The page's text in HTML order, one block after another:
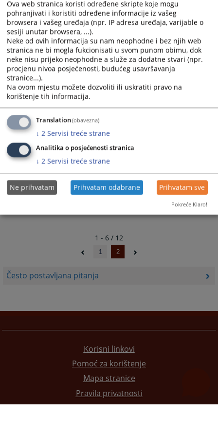
Često postavljana pitanja
the
calendar
and
select
a
date.
Press
the
question
key
to
get
the
keyboard
for
changing
the
calendar
and
select
a
date.
Press
the
question
to
get
the
keyboard
for
changing
Kako sudovi uzimaju predmete u rad?
Gdje mogu dobiti instrukcije za plaćanje?
Kako mogu saznati visinu određene sudske takse?
1 - 6 / 12
1 2
Korisni linkovi
Pomoć za korištenje
Mapa stranice
Pravila privatnosti
Ova web stranica koristi određene skripte koje mogu
pohranjivati i koristiti određene informacije iz vašeg
browsera i vašeg uređaja (npr. IP adresa uređaja, varijable o
sesiji unutar browsera, ...).
Neke od ovih informacija su nam neophodne i bez njih web
stranica ne bi mogla fukcionisati u svom punom obimu, dok
neke nisu prijeko neophodne a služe za dodatne stvari (npr.
procjenu nivoa posjećenosti, budućeg usavršavanja
stranice...).
Na ovom mjestu možete dozvoliti ili uskratiti pravo na
korištenje tih informacija.
Translation(obavezna)
↓ 2 Servisi treće strane
Analitika o posjećenosti stranica
↓ 2 Servisi treće strane
Ne prihvatam Prihvatam odabrane Prihvatam sve
Pokreće Klaro!